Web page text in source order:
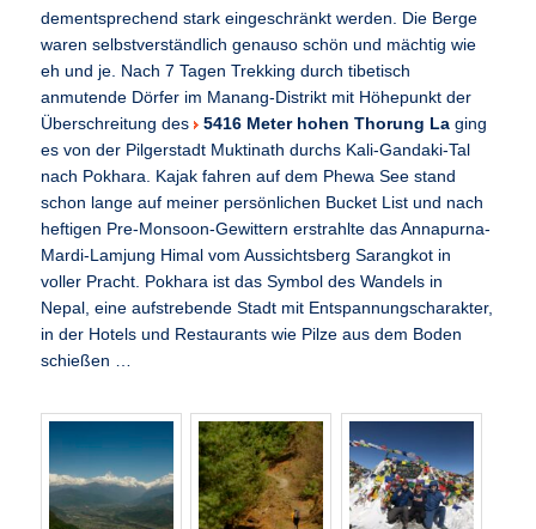
dementsprechend stark eingeschränkt werden. Die Berge
waren selbstverständlich genauso schön und mächtig wie
eh und je. Nach 7 Tagen Trekking durch tibetisch
anmutende Dörfer im Manang-Distrikt mit Höhepunkt der
Überschreitung des 5416 Meter hohen Thorung La ging
es von der Pilgerstadt Muktinath durchs Kali-Gandaki-Tal
nach Pokhara. Kajak fahren auf dem Phewa See stand
schon lange auf meiner persönlichen Bucket List und nach
heftigen Pre-Monsoon-Gewittern erstrahlte das Annapurna-
Mardi-Lamjung Himal vom Aussichtsberg Sarangkot in
voller Pracht. Pokhara ist das Symbol des Wandels in
Nepal, eine aufstrebende Stadt mit Entspannungscharakter,
in der Hotels und Restaurants wie Pilze aus dem Boden
schießen …